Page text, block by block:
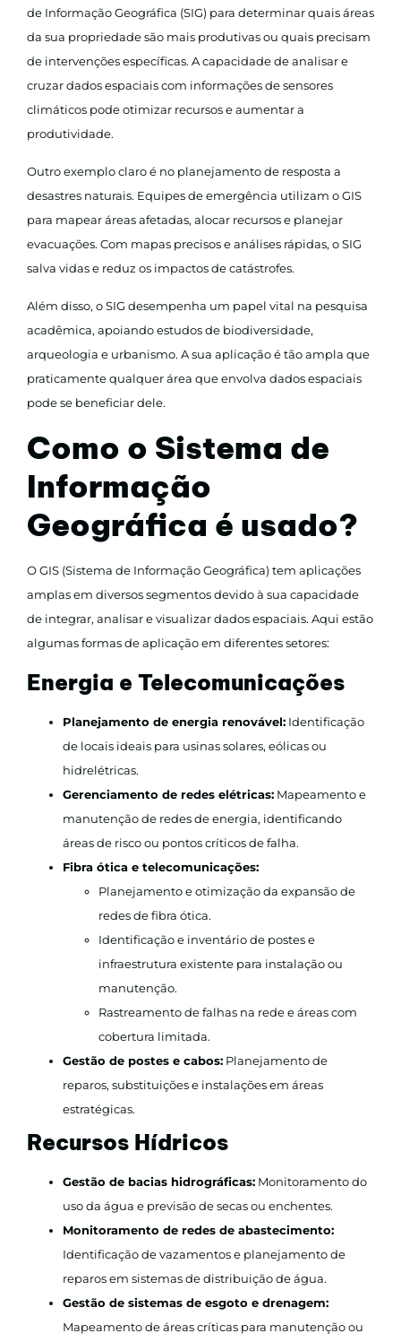
de Informação Geográfica (SIG) para determinar quais áreas
da sua propriedade são mais produtivas ou quais precisam
de intervenções específicas. A capacidade de analisar e
cruzar dados espaciais com informações de sensores
climáticos pode otimizar recursos e aumentar a
produtividade.
Outro exemplo claro é no planejamento de resposta a
desastres naturais. Equipes de emergência utilizam o GIS
para mapear áreas afetadas, alocar recursos e planejar
evacuações. Com mapas precisos e análises rápidas, o SIG
salva vidas e reduz os impactos de catástrofes.
Além disso, o SIG desempenha um papel vital na pesquisa
acadêmica, apoiando estudos de biodiversidade,
arqueologia e urbanismo. A sua aplicação é tão ampla que
praticamente qualquer área que envolva dados espaciais
pode se beneficiar dele.
Como o Sistema de
Informação
Geográfica é usado?
O GIS (Sistema de Informação Geográfica) tem aplicações
amplas em diversos segmentos devido à sua capacidade
de integrar, analisar e visualizar dados espaciais. Aqui estão
algumas formas de aplicação em diferentes setores:
Energia e Telecomunicações
Planejamento de energia renovável: Identificação
de locais ideais para usinas solares, eólicas ou
hidrelétricas.
Gerenciamento de redes elétricas: Mapeamento e
manutenção de redes de energia, identificando
áreas de risco ou pontos críticos de falha.
Fibra ótica e telecomunicações:
Planejamento e otimização da expansão de
redes de fibra ótica.
Identificação e inventário de postes e
infraestrutura existente para instalação ou
manutenção.
Rastreamento de falhas na rede e áreas com
cobertura limitada.
Gestão de postes e cabos: Planejamento de
reparos, substituições e instalações em áreas
estratégicas.
Recursos Hídricos
Gestão de bacias hidrográficas: Monitoramento do
uso da água e previsão de secas ou enchentes.
Monitoramento de redes de abastecimento:
Identificação de vazamentos e planejamento de
reparos em sistemas de distribuição de água.
Gestão de sistemas de esgoto e drenagem:
Mapeamento de áreas críticas para manutenção ou